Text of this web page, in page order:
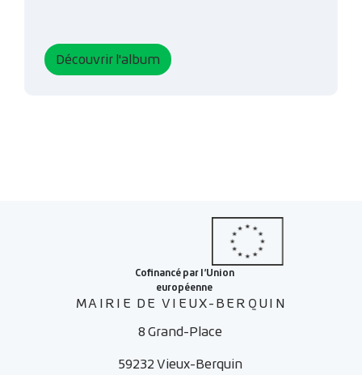
Découvrir l'album
MAIRIE DE VIEUX-BERQUIN
8 Grand-Place
59232 Vieux-Berquin